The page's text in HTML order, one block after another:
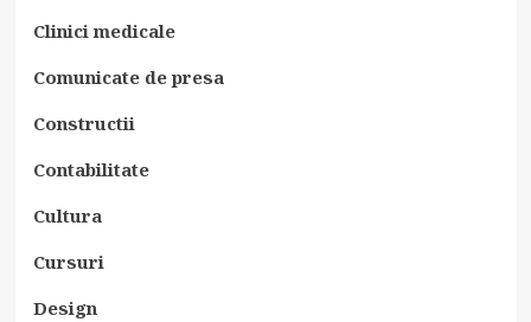
Clinici medicale
Comunicate de presa
Constructii
Contabilitate
Cultura
Cursuri
Design